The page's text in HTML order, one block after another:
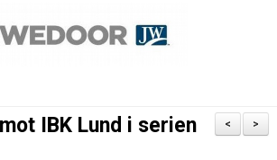
>
<
IBK Lund i serien